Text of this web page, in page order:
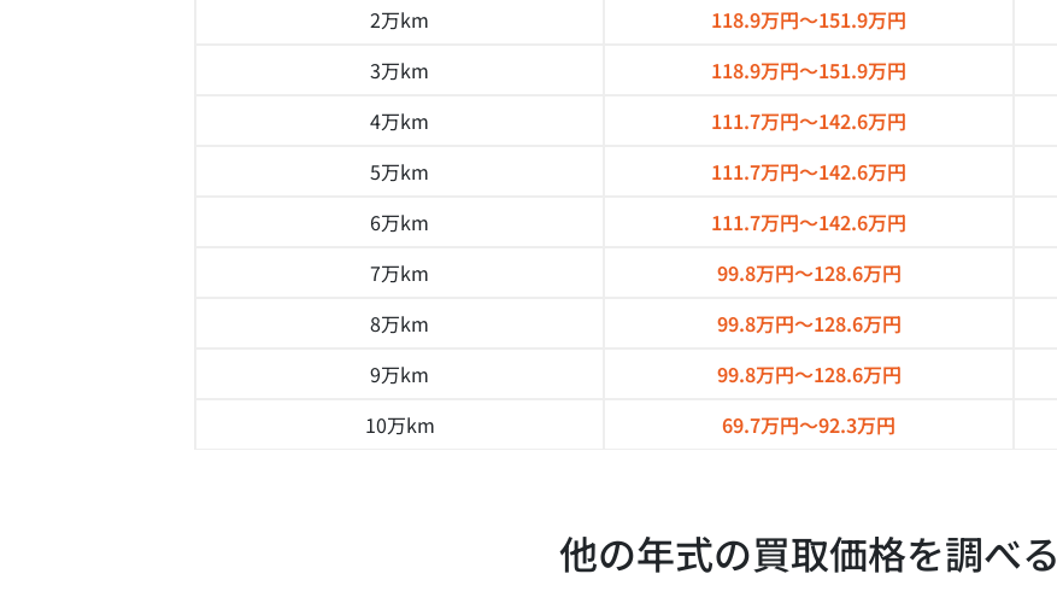
2万km
118.9万円～151.9万円
3万km
118.9万円～151.9万円
4万km
111.7万円～142.6万円
5万km
111.7万円～142.6万円
6万km
111.7万円～142.6万円
7万km
99.8万円～128.6万円
8万km
99.8万円～128.6万円
9万km
99.8万円～128.6万円
10万km
69.7万円～92.3万円
他の年式の買取価格を調べる